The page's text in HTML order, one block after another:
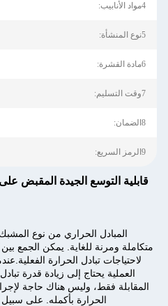
4مواد الأنابيب:
5نوع المنشأة:
6مادة القشرة:
7وقت التسليم:
8الضمان:
9الرمز السريع:
قابلية التوسع الجيدة المقبض
المبادل الحراري من نوع
متكاملة ومرنة للغاية. يمكن الجمع
لاحتياجات تبادل الحرارة
العملية يحتاج إلى زيادة قدرة
المقابلة فقط، وليس هناك حاجة
الحرارة بأكمله. على